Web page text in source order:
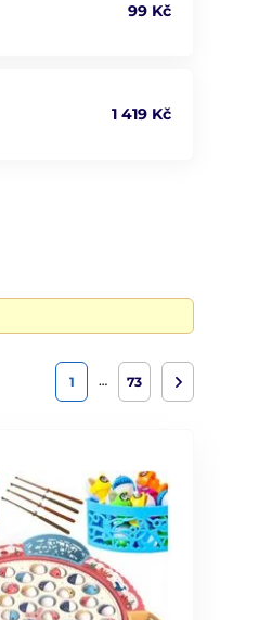
99 Kč
1 419 Kč
1 … 73